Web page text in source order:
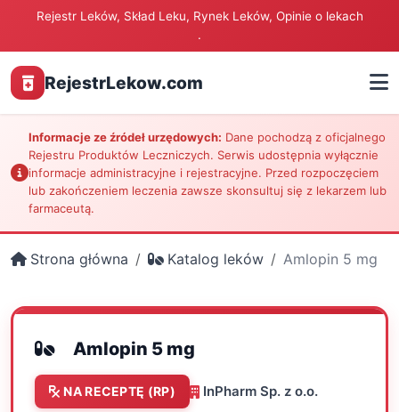
Rejestr Leków, Skład Leku, Rynek Leków, Opinie o lekach
.
RejestrLekow.com
Informacje ze źródeł urzędowych: Dane pochodzą z oficjalnego
Rejestru Produktów Leczniczych. Serwis udostępnia wyłącznie
informacje administracyjne i rejestracyjne. Przed rozpoczęciem
lub zakończeniem leczenia zawsze skonsultuj się z lekarzem lub
farmaceutą.
Strona główna Katalog leków Amlopin 5 mg
Amlopin 5 mg
NA RECEPTĘ (RP) InPharm Sp. z o.o.